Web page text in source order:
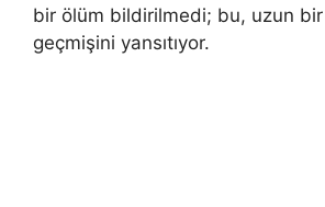
bir ölüm bildirilmedi; bu, uzun bir
geçmişini yansıtıyor.